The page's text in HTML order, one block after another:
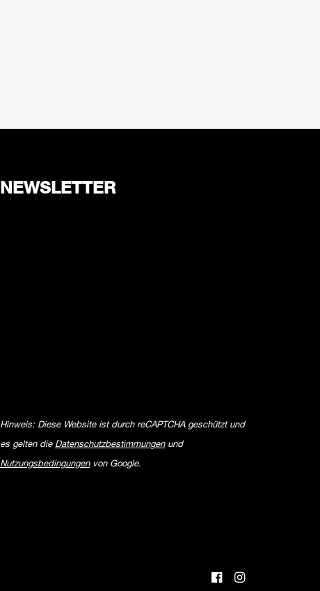
NEWSLETTER
Hinweis: Diese Website ist durch reCAPTCHA geschützt und
es gelten die Datenschutzbestimmungenund
Nutzungsbedingungenvon Google.